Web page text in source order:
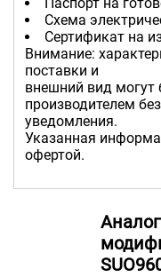
Схема
Сертификат на
Внимание:
поставки и
внешний вид могут
производителем
уведомления.
Указанная
офертой.